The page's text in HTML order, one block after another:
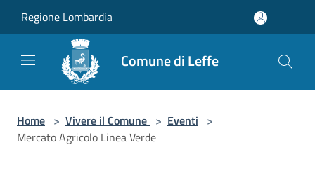
Regione Lombardia
Comune di Leffe
Home > Vivere il Comune > Eventi >
Mercato Agricolo Linea Verde